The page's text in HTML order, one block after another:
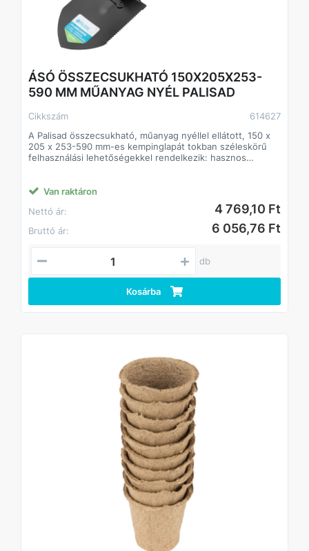
ÁSÓ ÖSSZECSUKHATÓ 150X205X253-
590 MM MŰANYAG NYÉL PALISAD
Cikkszám
614627
A Palisad összecsukható, műanyag nyéllel ellátott, 150 x
205 x 253-590 mm-es kempinglapát tokban széleskörű
felhasználási lehetőségekkel rendelkezik: hasznos
köszönhetően gereblyeként is használható. A
munkafelület felső részének lekerekített élének
köszönhetően a lapát könnyen behatol a talajba.
Szilárdság és tartósság a munkafelület közepes
széntartalmú acélból készült és a kívánt keménységre
Korrózióvédelem a munkadarab porbevonattal van
bevonva.
Átgondolt kialakítás az ék alakú felületnek köszönhetően
Biztonság a megbízható acélmechanizmus
Kényelmes kezelés a széles, bordázott műanyag markolat
nagy terhelésnek is ellenálljon.
Kompaktság a lapát kényelmesen tárolható mind az autó
csomagtartójában, mind hátizsákban, mivel súlya 770 g,
összecsukva pedig 253 mm hosszú.
Kényelmes szállítás és tárolás a készlet vízálló tokot
Van raktáron
Nettó ár:
4 769,10 Ft
Bruttó ár: 6 056,76 Ft
db
Kosárba